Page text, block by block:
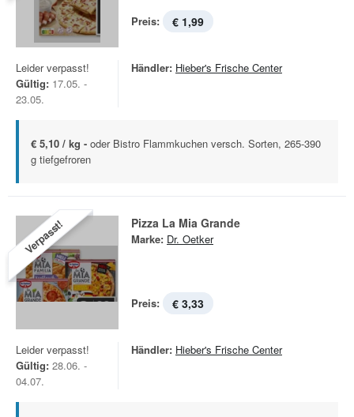
Preis: € 1,99
Leider verpasst!
Gültig: 17.05. -
23.05.
Händler: Hieber's Frische Center
€ 5,10 / kg - oder Bistro Flammkuchen versch. Sorten, 265-390
g tiefgefroren
Verpasst! Pizza La Mia Grande
Marke: Dr. Oetker
Preis: € 3,33
Leider verpasst!
Gültig: 28.06. -
04.07.
Händler: Hieber's Frische Center